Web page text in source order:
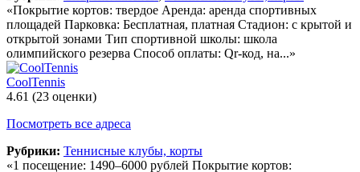
«Покрытие кортов: твердое Аренда: аренда спортивных
площадей Парковка: Бесплатная, платная Стадион: с крытой и
открытой зонами Тип спортивной школы: школа
олимпийского резерва Способ оплаты: Qr-код, на...»
CoolTennis
4.61 (23 оценки)
Посмотреть все адреса
Рубрики: Теннисные клубы, корты
«1 посещение: 1490–6000 рублей Покрытие кортов: